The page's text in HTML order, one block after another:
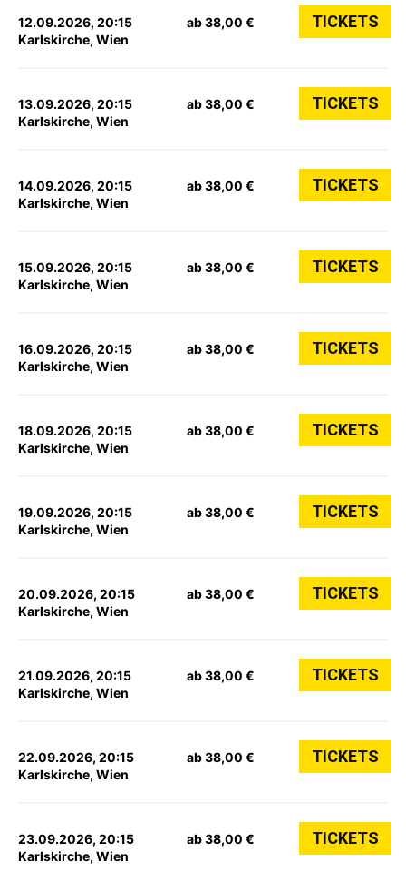
12.09.2026, 20:15
Karlskirche, Wien
ab 38,00 € TICKETS
13.09.2026, 20:15
Karlskirche, Wien
ab 38,00 € TICKETS
14.09.2026, 20:15
Karlskirche, Wien
ab 38,00 € TICKETS
15.09.2026, 20:15
Karlskirche, Wien
ab 38,00 € TICKETS
16.09.2026, 20:15
Karlskirche, Wien
ab 38,00 € TICKETS
18.09.2026, 20:15
Karlskirche, Wien
ab 38,00 € TICKETS
19.09.2026, 20:15
Karlskirche, Wien
ab 38,00 € TICKETS
20.09.2026, 20:15
Karlskirche, Wien
ab 38,00 € TICKETS
21.09.2026, 20:15
Karlskirche, Wien
ab 38,00 € TICKETS
22.09.2026, 20:15
Karlskirche, Wien
ab 38,00 € TICKETS
23.09.2026, 20:15
Karlskirche, Wien
ab 38,00 € TICKETS